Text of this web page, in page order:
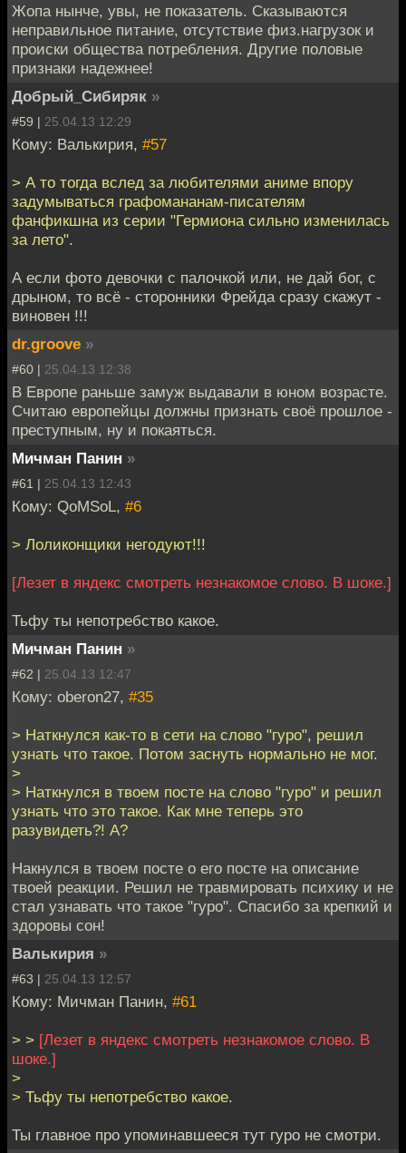
Жопа нынче, увы, не показатель. Сказываются
неправильное питание, отсутствие физ.нагрузок и
происки общества потребления. Другие половые
признаки надежнее!
Добрый_Сибиряк »
#59 | 25.04.13 12:29
Кому: Валькирия, #57
> А то тогда вслед за любителями аниме впору
задумываться графомананам-писателям
фанфикшна из серии "Гермиона сильно изменилась
за лето".
А если фото девочки с палочкой или, не дай бог, с
дрыном, то всё - сторонники Фрейда сразу скажут -
виновен !!!
dr.groove »
#60 | 25.04.13 12:38
В Европе раньше замуж выдавали в юном возрасте.
Считаю европейцы должны признать своё прошлое -
преступным, ну и покаяться.
Мичман Панин »
#61 | 25.04.13 12:43
Кому: QoMSoL, #6
> Лоликонщики негодуют!!!
[Лезет в яндекс смотреть незнакомое слово. В шоке.]
Тьфу ты непотребство какое.
Мичман Панин »
#62 | 25.04.13 12:47
Кому: oberon27, #35
> Наткнулся как-то в сети на слово "гуро", решил
узнать что такое. Потом заснуть нормально не мог.
>
> Наткнулся в твоем посте на слово "гуро" и решил
узнать что это такое. Как мне теперь это
разувидеть?! А?
Накнулся в твоем посте о его посте на описание
твоей реакции. Решил не травмировать психику и не
стал узнавать что такое "гуро". Спасибо за крепкий и
здоровы сон!
Валькирия »
#63 | 25.04.13 12:57
Кому: Мичман Панин, #61
> > [Лезет в яндекс смотреть незнакомое слово. В
шоке.]
>
> Тьфу ты непотребство какое.
Ты главное про упоминавшееся тут гуро не смотри.